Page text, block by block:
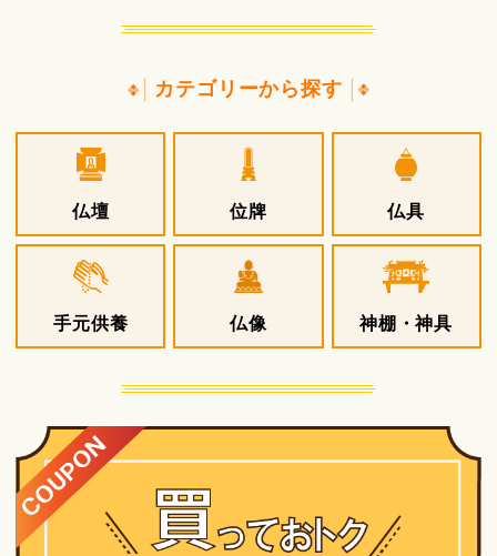
カテゴリーから探す
仏壇 位牌 仏具
手元供養 仏像 神棚・神具